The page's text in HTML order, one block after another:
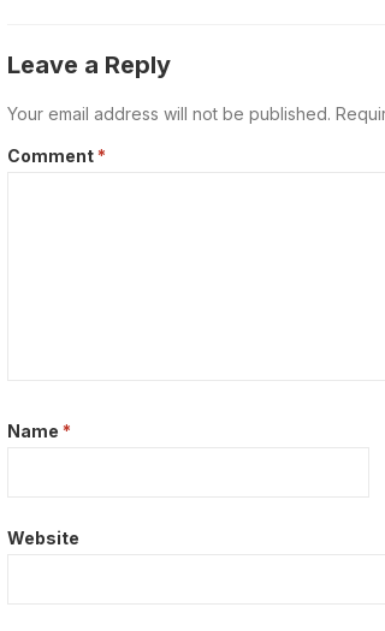
Leave a Reply
Your email address will not be published.
Comment *
Name *
Website